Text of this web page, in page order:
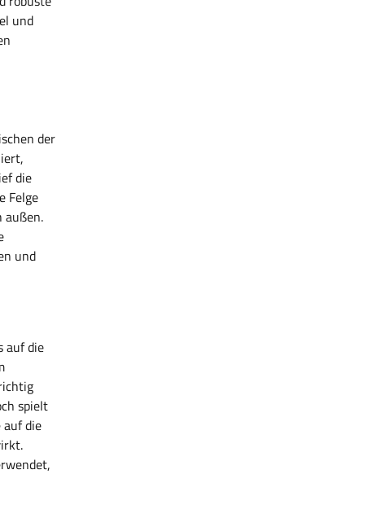
und
der
die
Felge
außen.
und
auf die
spielt
die